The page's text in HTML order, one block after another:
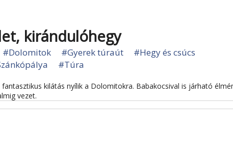
kirándulóhegy
#Dolomitok #Gyerek túraút
#Hegy és csúcs
#Túra
kilátás nyílik a Dolomitokra. Babakocsival is járható
vezet.